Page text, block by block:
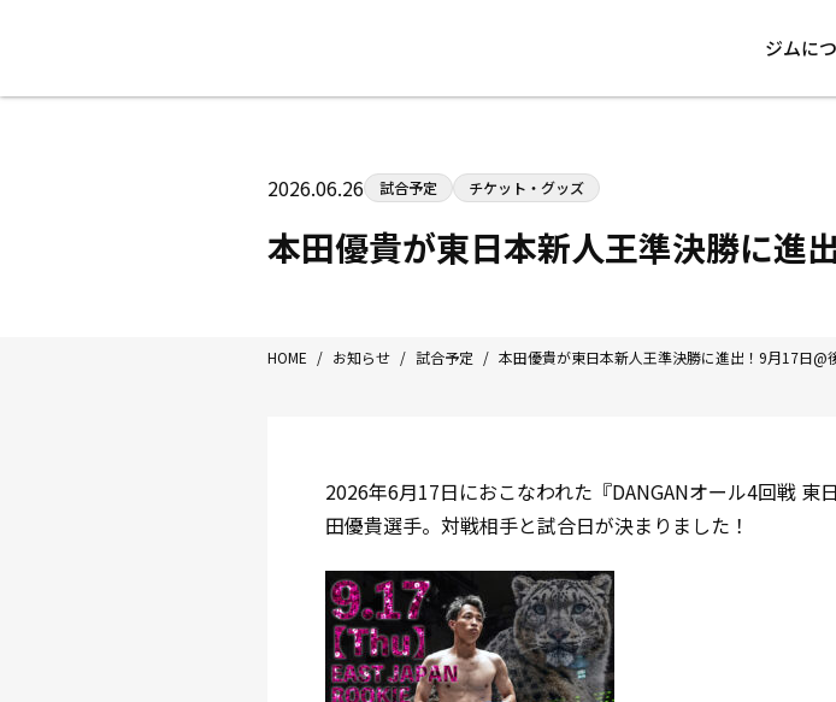
ジムに
Tel/Fax：042-622-7222
選
2026.06.26 試合予定 チケット・グッズ
本田優貴が東日本新人王準決勝に進
HOME / お知らせ / 試合予定 / 本田優貴が東日本新人王準決勝に進出！9月17日@
2026年6月17日におこなわれた『DANGANオール4回戦
田優貴選手。対戦相手と試合日が決まりました！